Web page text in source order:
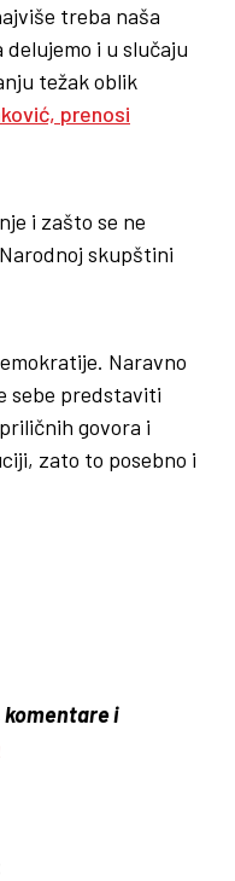
treba naša
i u slučaju
težak oblik
prenosi
i zašto se ne
skupštini
Naravno
sebe predstaviti
govora i
zato to posebno i
komentare i